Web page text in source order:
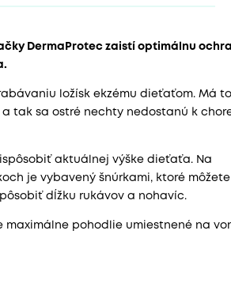
DermaProtec zaistí optimálnu
ložísk ekzému dieťaťom. Má
a tak sa ostré nechty nedostanú k
aktuálnej výške dieťaťa. Na
je vybavený šnúrkami, ktoré môžete
dĺžku rukávov a nohavíc.
maximálne pohodlie umiestnené na